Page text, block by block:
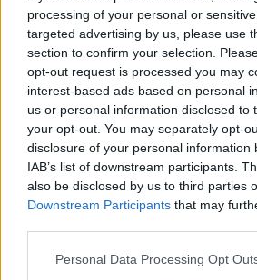
processing of your personal or
targeted advertising by us, please use
section to confirm your selection.
opt-out request is processed you may
interest-based ads based on personal
us or personal information disclosed to
your opt-out. You may separately opt-
disclosure of your personal information
IAB’s list of downstream participants.
also be disclosed by us to third parties
Downstream Participants that may
Personal Data Processing Opt
2026. május 04. 11:14
Megugrott a végrehajtások
Államokban, miután
kormány az elődje idején
jelzáloghitel-adósokat védő
támogatási programot. A
százezres nagyságrendű
számolnak - írta meg a WSJ.
legélménydúsabb, legsportosabb